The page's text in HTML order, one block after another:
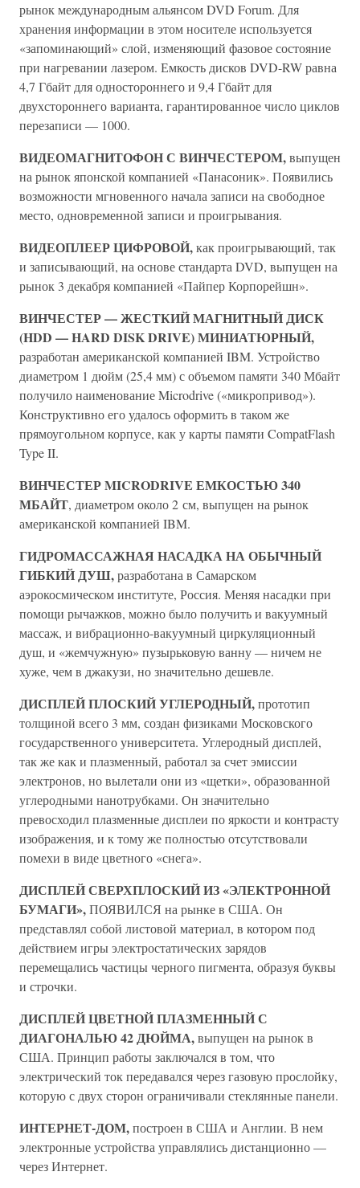
рынок международным альянсом DVD Forum. Для
хранения информации в этом носителе используется
«запоминающий» слой, изменяющий фазовое состояние
при нагревании лазером. Емкость дисков DVD-RW равна
4,7 Гбайт для одностороннего и 9,4 Гбайт для
двухстороннего варианта, гарантированное число циклов
перезаписи — 1000.
ВИДЕОМАГНИТОФОН С ВИНЧЕСТЕРОМ,выпущен
на рынок японской компанией «Панасоник». Появились
возможности мгновенного начала записи на свободное
место, одновременной записи и проигрывания.
ВИДЕОПЛЕЕР ЦИФРОВОЙ,как проигрывающий, так
и записывающий, на основе стандарта DVD, выпущен на
рынок 3 декабря компанией «Пайпер Корпорейшн».
ВИНЧЕСТЕР — ЖЕСТКИЙ МАГНИТНЫЙ ДИСК
(HDD — HARD DISK DRIVE) МИНИАТЮРНЫЙ,
разработан американской компанией IBM. Устройство
диаметром 1 дюйм (25,4 мм) с объемом памяти 340 Мбайт
получило наименование Microdrive («микропривод»).
Конструктивно его удалось оформить в таком же
прямоугольном корпусе, как у карты памяти CompatFlash
Type II.
ВИНЧЕСТЕР MICRODRIVE ЕМКОСТЬЮ 340
МБАЙТ, диаметром около 2 см, выпущен на рынок
американской компанией IBM.
ГИДРОМАССАЖНАЯ НАСАДКА НА ОБЫЧНЫЙ
ГИБКИЙ ДУШ,разработана в Самарском
аэрокосмическом институте, Россия. Меняя насадки при
помощи рычажков, можно было получить и вакуумный
массаж, и вибрационно-вакуумный циркуляционный
душ, и «жемчужную» пузырьковую ванну — ничем не
хуже, чем в джакузи, но значительно дешевле.
ДИСПЛЕЙ ПЛОСКИЙ УГЛЕРОДНЫЙ,прототип
толщиной всего 3 мм, создан физиками Московского
государственного университета. Углеродный дисплей,
так же как и плазменный, работал за счет эмиссии
электронов, но вылетали они из «щетки», образованной
углеродными нанотрубками. Он значительно
превосходил плазменные дисплеи по яркости и контрасту
изображения, и к тому же полностью отсутствовали
помехи в виде цветного «снега».
ДИСПЛЕЙ СВЕРХПЛОСКИЙ ИЗ «ЭЛЕКТРОННОЙ
БУМАГИ»,ПОЯВИЛСЯ на рынке в США. Он
представлял собой листовой материал, в котором под
действием игры электростатических зарядов
перемещались частицы черного пигмента, образуя буквы
и строчки.
ДИСПЛЕЙ ЦВЕТНОЙ ПЛАЗМЕННЫЙ С
ДИАГОНАЛЬЮ 42 ДЮЙМА,выпущен на рынок в
США. Принцип работы заключался в том, что
электрический ток передавался через газовую прослойку,
которую с двух сторон ограничивали стеклянные панели.
ИНТЕРНЕТ-ДОМ,построен в США и Англии. В нем
электронные устройства управлялись дистанционно —
через Интернет.